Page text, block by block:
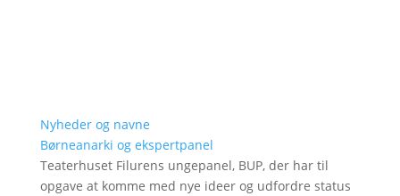
Nyheder og navne
Børneanarki og ekspertpanel
Teaterhuset Filurens ungepanel, BUP, der har til
opgave at komme med nye ideer og udfordre status